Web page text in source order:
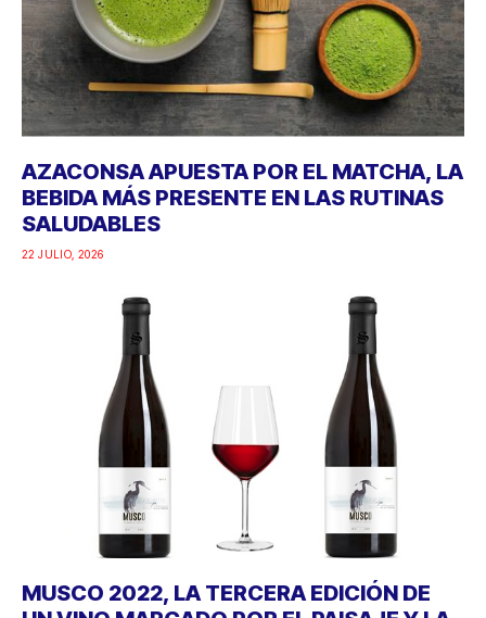
AZACONSA APUESTA POR EL MATCHA, LA
BEBIDA MÁS PRESENTE EN LAS RUTINAS
SALUDABLES
22 JULIO, 2026
MUSCO 2022, LA TERCERA EDICIÓN DE